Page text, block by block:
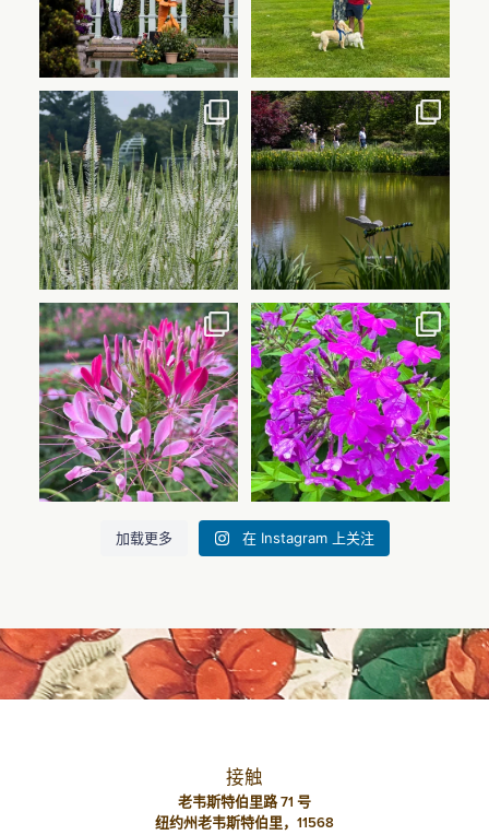
今天是个放慢脚步的好日子。🌿
...
59 1
周末还没安排？别担心，我们帮你
搞定！😉 🌿🦋🦌
肖恩·肯尼...
108 1
💚感谢各位会员！💚
...
45 1
花园里一抹夏日美景。🌸
欢迎您来老韦斯特伯里花园漫步，
欣赏盛开的花朵。.
...
42 2
加载更多 在 Instagram 上关注
接触
老韦斯特伯里路 71 号
纽约州老韦斯特伯里，11568